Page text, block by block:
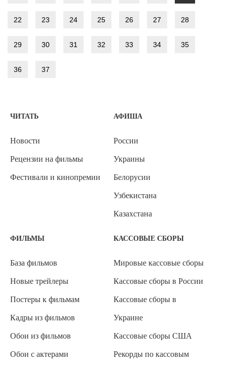
22 23 24 25 26 27 28
29 30 31 32 33 34 35
36 37
ЧИТАТЬ
Новости
Рецензии на фильмы
Фестивали и кинопремии
АФИША
России
Украины
Белорусии
Узбекистана
Казахстана
ФИЛЬМЫ
База фильмов
Новые трейлеры
Постеры к фильмам
Кадры из фильмов
Обои из фильмов
Обои с актерами
КАССОВЫЕ СБОРЫ
Мировые кассовые сборы
Кассовые сборы в России
Кассовые сборы в
Украине
Кассовые сборы США
Рекорды по кассовым